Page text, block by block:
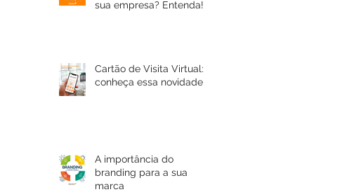
sua empresa? Entenda!
Cartão de Visita Virtual:
conheça essa novidade
A importância do
branding para a sua
marca